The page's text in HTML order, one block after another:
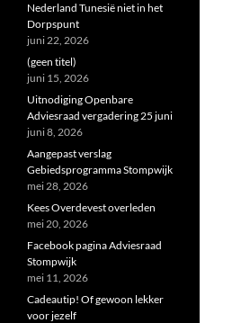
Nederland Tunesië niet in het
Dorpspunt
juni 22, 2026
(geen titel)
juni 15, 2026
Uitnodiging Openbare
Adviesraad vergadering 25 juni
juni 8, 2026
Aangepast verslag
Gebiedsprogramma Stompwijk
mei 28, 2026
Kees Overdevest overleden
mei 20, 2026
Facebook pagina Adviesraad
Stompwijk
mei 11, 2026
Cadeautip! Of gewoon lekker
voor jezelf